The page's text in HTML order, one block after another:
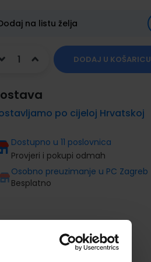
na listu želja
DODAJ U KOŠARICU
po cijeloj Hrvatskoj
Dostupno u 11 poslovnica
Provjeri i pokupi odmah
Osobno preuzimanje u PC Zagreb
Besplatno